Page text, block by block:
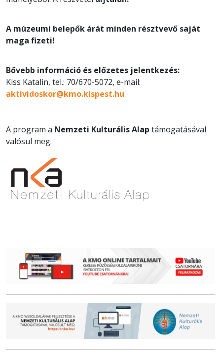
A múzeumi belepők árát minden résztvevő saját
maga fizeti!
Bővebb információ és előzetes jelentkezés:
Kiss Katalin, tel.: 70/670-5072, e-mail:
aktividoskor@kmo.kispest.hu
A program a Nemzeti Kulturális Alap támogatásával
valósul meg.